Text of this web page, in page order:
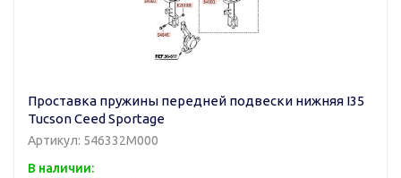
Проставка пружины передней подвески нижняя I35
Tucson Ceed Sportage
Артикул: 546332M000
В наличии: